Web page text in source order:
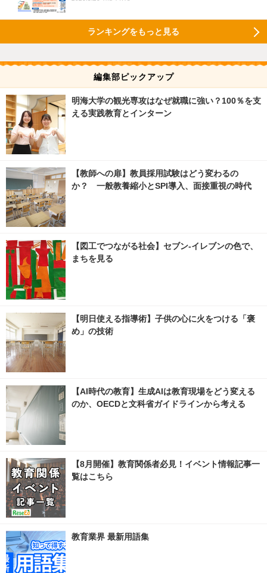
ランキングをもっと見る
編集部ピックアップ
明海大学の観光専攻はなぜ就職に強い？100％を支
える実践教育とインターン
【教師への扉】教員採用試験はどう変わるの
か？ 一般教養縮小とSPI導入、面接重視の時代
【図工でつながる社会】セブン‐イレブンの色で、
まちを見る
【明日使える指導術】子供の心に火をつける「褒
め」の技術
【AI時代の教育】生成AIは教育現場をどう変える
のか、OECDと文科省ガイドラインから考える
【8月開催】教育関係者必見！イベント情報記事一
覧はこちら
教育業界 最新用語集